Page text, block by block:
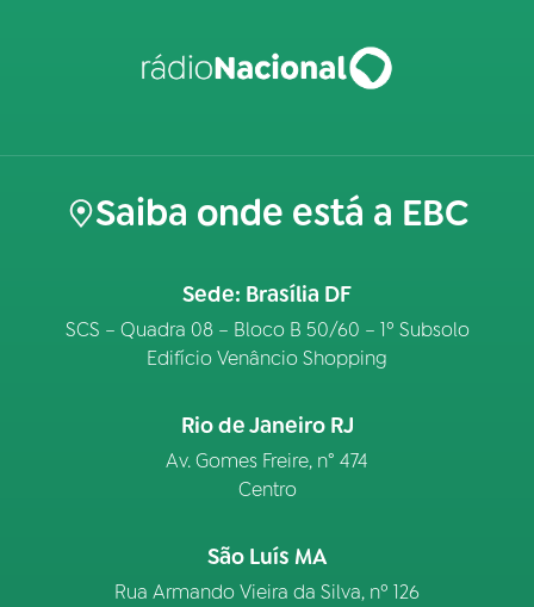
Saiba onde está a EBC
Sede: Brasília DF
SCS – Quadra 08 – Bloco B 50/60 – 1º Subsolo
Edifício Venâncio Shopping
Rio de Janeiro RJ
Av. Gomes Freire, n° 474
Centro
São Luís MA
Rua Armando Vieira da Silva, nº 126